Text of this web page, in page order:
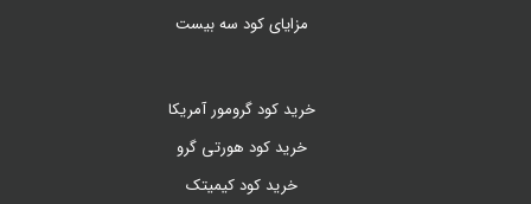
مزایای کود سه بیست
خرید کود گرومور آمریکا
خرید کود هورتی گرو
خرید کود کیمیتک